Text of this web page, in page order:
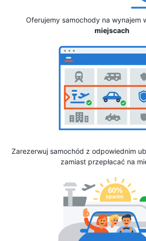
Oferujemy samochody na wynajem
miejscach
Zarezerwuj samochód z odpowiednim
zamiast przepłacać na